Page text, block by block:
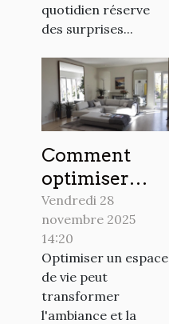
quotidien réserve
des surprises...
Comment
optimiser
votre espace
de vie avec
des miroirs ?
Vendredi 28
novembre 2025
14:20
Optimiser un espace
de vie peut
transformer
l'ambiance et la